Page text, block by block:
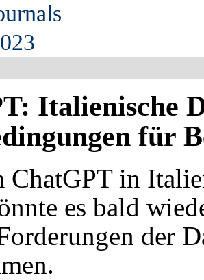
Italienische
für
ChatGPT in
es bald
der